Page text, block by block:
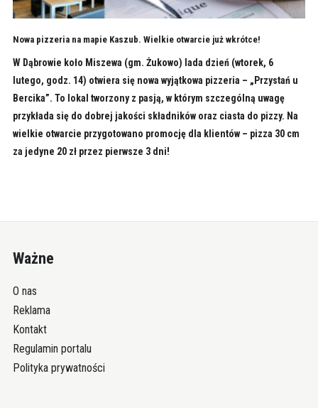
Nowa pizzeria na mapie Kaszub. Wielkie otwarcie już wkrótce!
W Dąbrowie koło Miszewa (gm. Żukowo) lada dzień (wtorek, 6
lutego, godz. 14) otwiera się nowa wyjątkowa pizzeria – „Przystań u
Bercika”. To lokal tworzony z pasją, w którym szczególną uwagę
przykłada się do dobrej jakości składników oraz ciasta do pizzy. Na
wielkie otwarcie przygotowano promocję dla klientów – pizza 30 cm
za jedyne 20 zł przez pierwsze 3 dni!
Ważne
O nas
Reklama
Kontakt
Regulamin portalu
Polityka prywatności